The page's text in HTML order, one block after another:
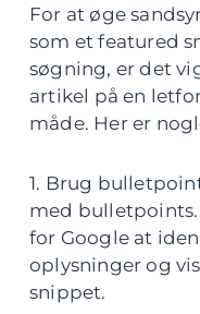
For at øge
som et featured
søgning, er det
artikel på en
måde. Her er
1. Brug
med
for Google at
oplysninger og
snippet.